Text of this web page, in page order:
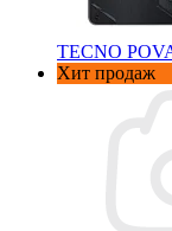
TECNO
Хит продаж